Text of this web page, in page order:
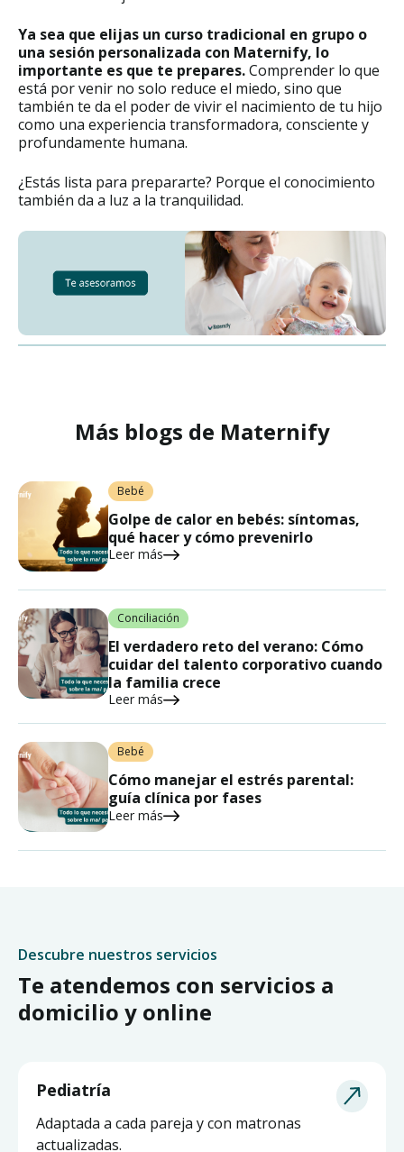
Ya sea que elijas un curso tradicional en grupo o
una sesión personalizada con Maternify, lo
importante es que te prepares.Comprender lo que
está por venir no solo reduce el miedo, sino que
también te da el poder de vivir el nacimiento de tu hijo
como una experiencia transformadora, consciente y
profundamente humana.
¿Estás lista para prepararte? Porque el conocimiento
también da a luz a la tranquilidad.
Más blogs de Maternify
Bebé
Golpe de calor en bebés: síntomas,
qué hacer y cómo prevenirlo
Leer más
Conciliación
El verdadero reto del verano: Cómo
cuidar del talento corporativo cuando
la familia crece
Leer más
Bebé
Cómo manejar el estrés parental:
guía clínica por fases
Leer más
Descubre nuestros servicios
Te atendemos con servicios a
domicilio y online
Pediatría
Adaptada a cada pareja y con matronas
actualizadas.